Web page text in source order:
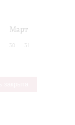
Март
30 31